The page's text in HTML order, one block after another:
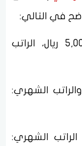
في التالي:
• سائق هندي: 4,000 – 5,000 ريال، الراتب
10,000 ريال، والراتب الشهري:
6,000 ريال، الراتب الشهري: